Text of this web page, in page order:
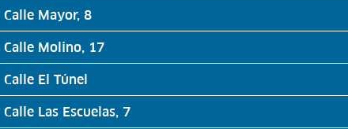
Calle Mayor, 8
Calle Molino, 17
Calle El Túnel
Calle Las Escuelas, 7